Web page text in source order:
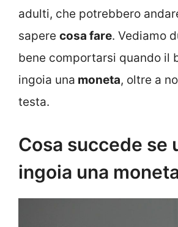
adulti, che potrebbero
sapere cosa fare. Vediamo
bene comportarsi quando il
ingoia una moneta, oltre a
testa.
Cosa succede se
ingoia una